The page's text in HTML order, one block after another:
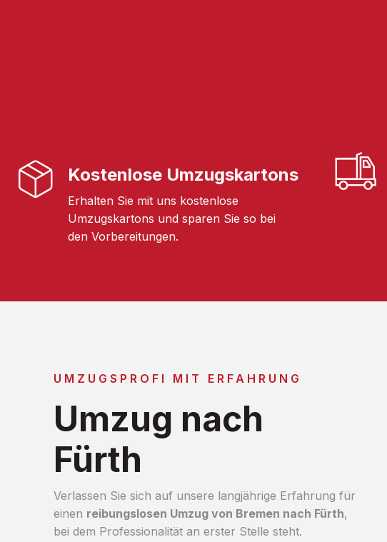
Kostenlose Umzugskartons
Erhalten Sie mit uns kostenlose
Umzugskartons und sparen Sie so bei
den Vorbereitungen.
UMZUGSPROFI MIT ERFAHRUNG
Umzug nach
Fürth
Verlassen Sie sich auf unsere langjährige Erfahrung für
einen reibungslosen Umzug von Bremen nach Fürth,
bei dem Professionalität an erster Stelle steht.